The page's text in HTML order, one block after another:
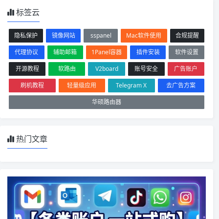
标签云
隐私保护 镜像网站 sspanel Mac软件使用
合规提醒
代理协议
辅助邮箱 1Panel容器 插件安装
软件设置
开源教程
软路由 V2board 账号安全
广告账户
刷机教程
轻量级应用 Telegram X
去广告方案
华硕路由器
热门文章